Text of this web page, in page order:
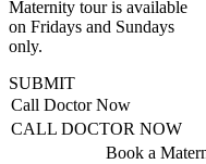
Maternity tour is available
on Fridays and Sundays
only.
SUBMIT
Call Doctor Now
CALL DOCTOR NOW
Book a